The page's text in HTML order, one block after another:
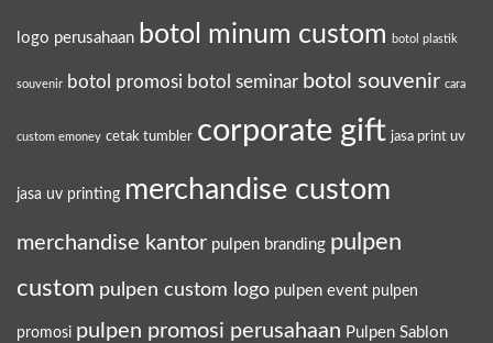
logo perusahaan botol minum custom botol plastik
souvenir botol promosi botol seminar botol souvenir cara
custom emoney cetak tumbler corporate gift jasa print uv
jasa uv printing merchandise custom
merchandise kantor pulpen branding pulpen
custom pulpen custom logo pulpen event pulpen
promosi pulpen promosi perusahaan Pulpen Sablon